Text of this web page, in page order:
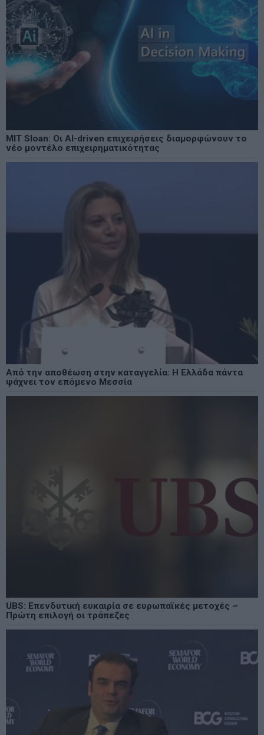
MIT Sloan: Οι AI-driven επιχειρήσεις διαμορφώνουν το
νέο μοντέλο επιχειρηματικότητας
Από την αποθέωση στην καταγγελία: Η Ελλάδα πάντα
ψάχνει τον επόμενο Μεσσία
UBS: Επενδυτική ευκαιρία σε ευρωπαϊκές μετοχές –
Πρώτη επιλογή οι τράπεζες